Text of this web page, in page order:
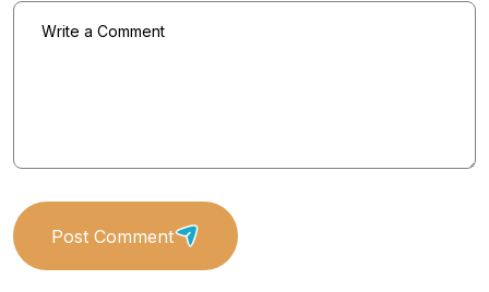
Post Comment